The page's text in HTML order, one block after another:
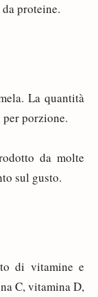
proteine.
La quantità
porzione.
da molte
sul gusto.
di vitamine e
C, vitamina D,